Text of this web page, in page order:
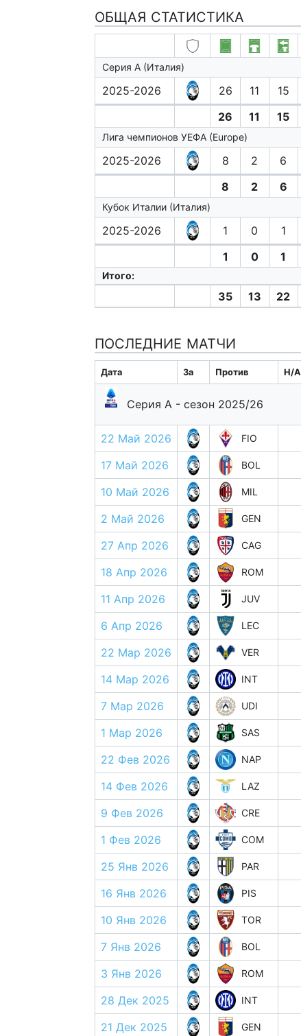
ОБЩАЯ СТАТИСТИКА
Серия А (Италия)
2025-2026 26 11 15
26 11 15
Лига чемпионов УЕФА (Europe)
2025-2026 8 2 6
8 2 6
Кубок Италии (Италия)
2025-2026 1 0 1
1 0 1
Итого:
35 13 22
ПОСЛЕДНИЕ МАТЧИ
Дата За Против H/A
Серия А - сезон 2025/26
22 Май 2026 FIO
17 Май 2026 BOL
10 Май 2026
MIL
2 Май 2026
GEN
27 Апр 2026 CAG
18 Апр 2026 ROM
11 Апр 2026
JUV
6 Апр 2026
LEC
22 Мар 2026
VER
14 Мар 2026
INT
7 Мар 2026 UDI
1 Мар 2026 SAS
22 Фев 2026 NAP
14 Фев 2026 LAZ
9 Фев 2026 CRE
1 Фев 2026 COM
25 Янв 2026
PAR
16 Янв 2026
PIS
10 Янв 2026
TOR
7 Янв 2026 BOL
3 Янв 2026 ROM
28 Дек 2025
INT
21 Дек 2025 GEN